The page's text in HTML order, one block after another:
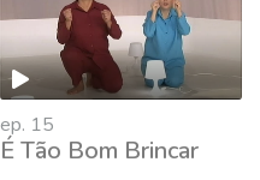
ep. 15
É Tão Bom Brincar